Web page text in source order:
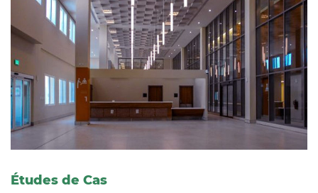
Études de Cas